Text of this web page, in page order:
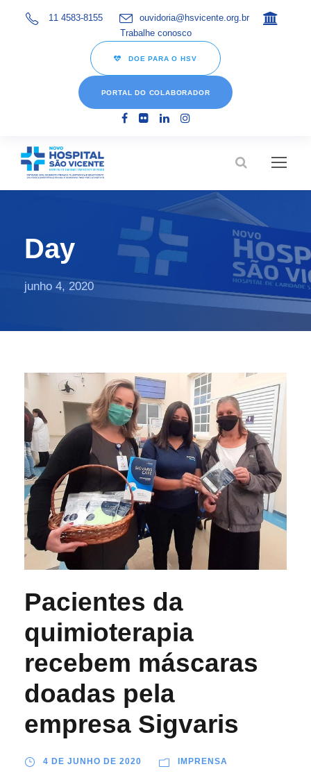
11 4583-8155
ouvidoria@hsvicente.org.br
Trabalhe conosco
DOE PARA O HSV
PORTAL DO COLABORADOR
Day
junho 4, 2020
Pacientes da
quimioterapia
recebem máscaras
doadas pela
empresa Sigvaris
4 DE JUNHO DE 2020 IMPRENSA